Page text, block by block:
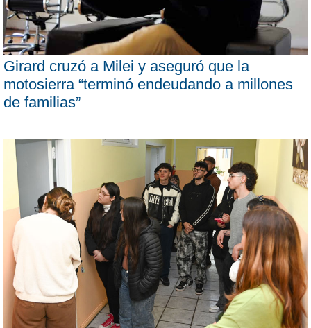
Girard cruzó a Milei y aseguró que la
motosierra “terminó endeudando a millones
de familias”